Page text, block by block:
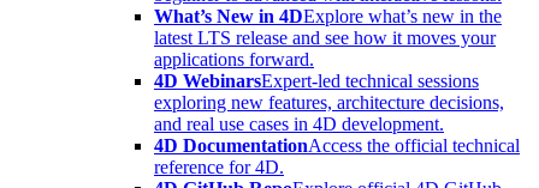
What’s New in 4DExplore what’s new in the
latest LTS release and see how it moves your
applications forward.
4D WebinarsExpert-led technical sessions
exploring new features, architecture decisions,
and real use cases in 4D development.
4D DocumentationAccess the official technical
reference for 4D.